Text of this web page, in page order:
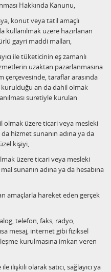
Hakkında Kanunu,
konut veya tatil amaçlı
kullanılmak üzere hazırlanan
gayri maddi malları,
ile tüketicinin eş zamanlı
uzaktan pazarlanmasına
taraflar arasında
an da dahil olmak
suretiyle kurulan
olmak üzere ticari veya mesleki
hizmet sunanın adına ya da
kişiyi,
üzere ticari veya mesleki
sunanın adına ya da hesabına
amaçlarla hareket eden gerçek
telefon, faks, radyo,
mesaj, internet gibi fiziksel
kurulmasına imkan veren
ilişkili olarak satıcı, sağlayıcı ya